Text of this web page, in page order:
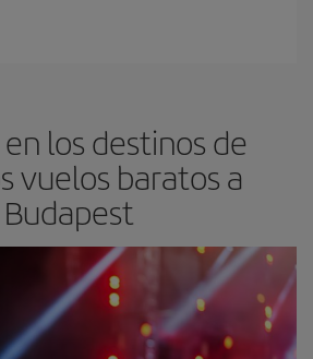
los destinos de
vuelos baratos a
Budapest